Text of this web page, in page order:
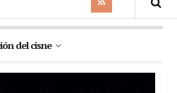
del cisne